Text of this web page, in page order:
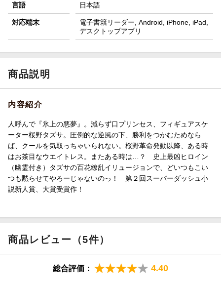
言語 日本語
対応端末
電子書籍リーダー, Android, iPhone, iPad,
デスクトップアプリ
商品説明
内容紹介
人呼んで『氷上の悪夢』。減らず口プリンセス、フィギュアスケ
ーター桜野タズサ。圧倒的な逆風の下、勝利をつかむためなら
ば、クールを気取っちゃいられない。桜野革命発動以降、ある時
はお茶目なウエイトレス。またある時は…？ 史上最凶ヒロイン
（幽霊付き）タズサの百花繚乱イリュージョンで、どいつもこい
つも黙らせてやろーじゃないのっ！ 第２回スーパーダッシュ小
説新人賞、大賞受賞作！
商品レビュー（5件）
総合評価： 4.40